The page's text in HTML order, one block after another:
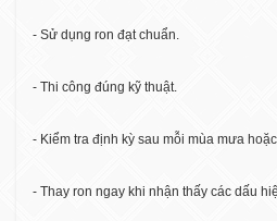
- Sử dụng ron đạt chuẩn.
- Thi công đúng kỹ thuật.
- Kiểm tra định kỳ sau mỗi mùa mưa
- Thay ron ngay khi nhận thấy các dấu